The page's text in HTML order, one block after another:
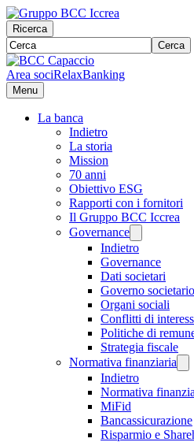
Ricerca
Cerca
Area sociRelaxBanking
Menu
La banca
Indietro
La storia
Mission
70 anni
Obiettivo ESG
Rapporti con i fornitori
Il Gruppo BCC Iccrea
Governance
Indietro
Governance
Dati societari
Governo societario
Organi sociali
Conflitti di
Politiche di
Strategia fiscale
Normativa finanziaria
Indietro
Normativa
MiFid
Bancassicurazione
Risparmio e